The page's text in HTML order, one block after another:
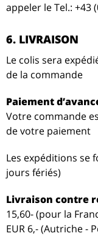
appeler le Tel.: +43
6. LIVRAISON
Le colis sera
de la commande
Paiement
Votre commande
de votre paiement
Les expéditions se
jours fériés)
Livraison contre
15,60- (pour la
EUR 6,- (Autriche -